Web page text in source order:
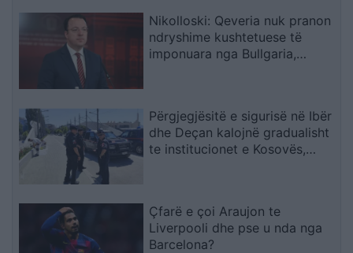
Nikolloski: Qeveria nuk pranon
ndryshime kushtetuese të
imponuara nga Bullgaria,
Përgjegjësitë e sigurisë në Ibër
dhe Deçan kalojnë gradualisht
te institucionet e Kosovës,
Çfarë e çoi Araujon te
Liverpooli dhe pse u nda nga
Barcelona?